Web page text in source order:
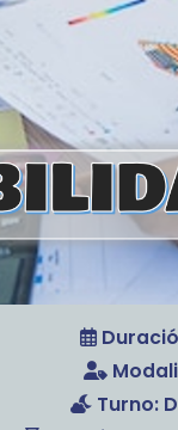
Turno: